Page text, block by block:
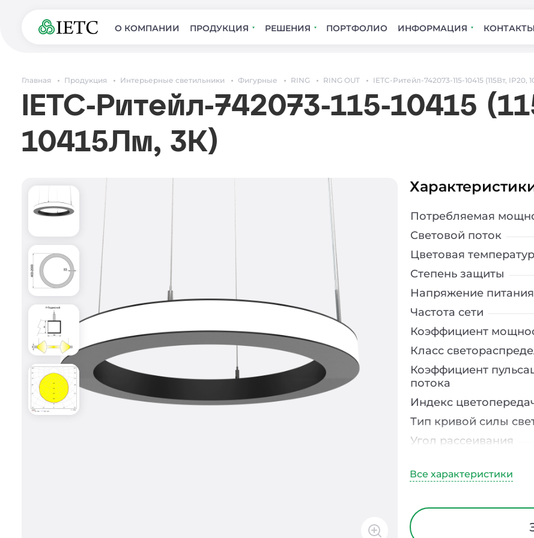
О КОМПАНИИ ПРОДУКЦИЯ РЕШЕНИЯ ПОРТФОЛИО ИНФОРМАЦИЯ КОНТАКТЫ
Главная Продукция Интерьерные светильники Фигурные RING RING OUT IETC-Ритейл-742073-115-10415 (115Вт, IP20,
IETC-Ритейл-742073-115-10415
10415Лм, 3К)
Потребляемая
Световой поток
Цветовая
Степень защиты
Напряжение питания
Частота сети
Коэффициент
Класс
Коэффициент
потока
Индекс
Тип кривой силы
Угол рассеивания
Диапазон рабочих
Материал корпуса